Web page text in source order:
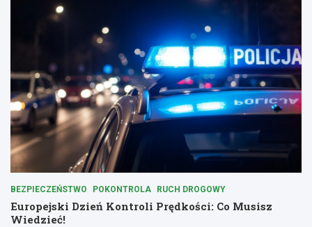
BEZPIECZEŃSTWO POKONTROLA RUCH DROGOWY
Europejski Dzień Kontroli Prędkości: Co Musisz
Wiedzieć!